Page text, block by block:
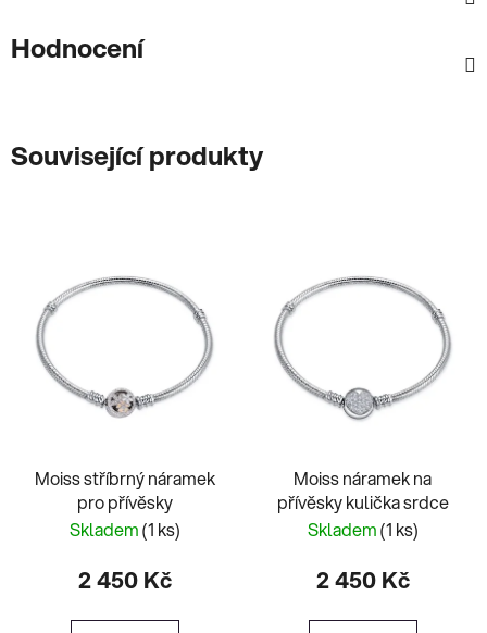
Hodnocení
Související produkty
Moiss stříbrný náramek
pro přívěsky
Skladem(1 ks)
2 450 Kč
Moiss náramek na
přívěsky kulička srdce
Skladem(1 ks)
2 450 Kč